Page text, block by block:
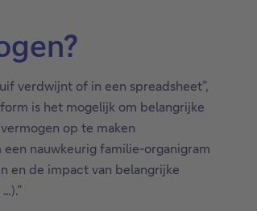
verdwijnt of in een spreadsheet”,
is het mogelijk om belangrijke
op te maken
nauwkeurig familie-organigram
en de impact van belangrijke